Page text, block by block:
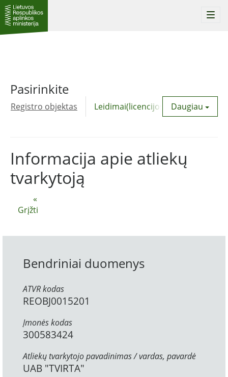
Pasirinkite
Registro objektas Leidimai(licencijos) Daugiau
«
Grįžti
Informacija apie atliekų
tvarkytoją
Bendriniai duomenys
ATVR kodas
REOBJ0015201
Įmonės kodas
300583424
Atliekų tvarkytojo pavadinimas / vardas, pavardė
UAB "TVIRTA"